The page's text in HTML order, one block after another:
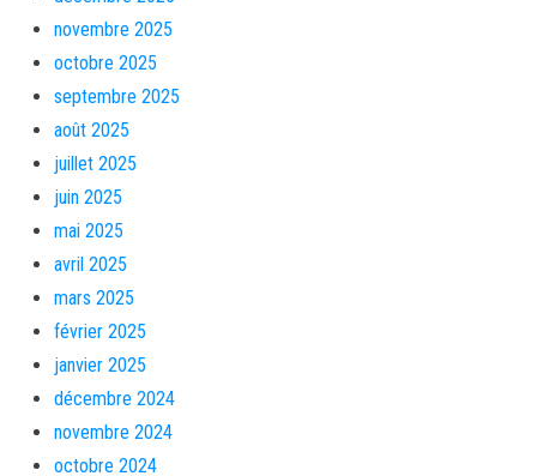
novembre 2025
octobre 2025
septembre 2025
août 2025
juillet 2025
juin 2025
mai 2025
avril 2025
mars 2025
février 2025
janvier 2025
décembre 2024
novembre 2024
octobre 2024